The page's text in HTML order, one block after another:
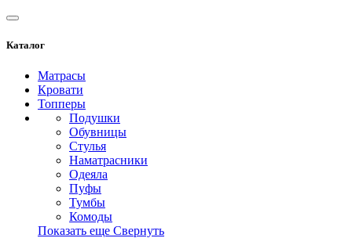
Каталог
Матрасы
Кровати
Топперы
Подушки
Обувницы
Стулья
Наматрасники
Одеяла
Пуфы
Тумбы
Комоды
Показать еще Свернуть